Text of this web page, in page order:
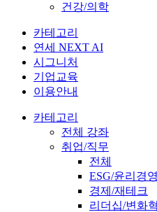
건강/의학
카테고리
연세 NEXT AI
시그니처
기업교육
이용안내
카테고리
전체 강좌
취업/직무
전체
ESG/윤리경영
경제/재테크
리더십/변화